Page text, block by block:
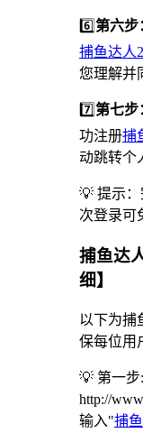
6️⃣第六步
捕鱼达人
您理解并
7️⃣第七步
功注册捕
动跳转个
💡 提示
次登录可
捕鱼达
细】
以下为捕
保每位用
💡 第一步
http://
输入"捕